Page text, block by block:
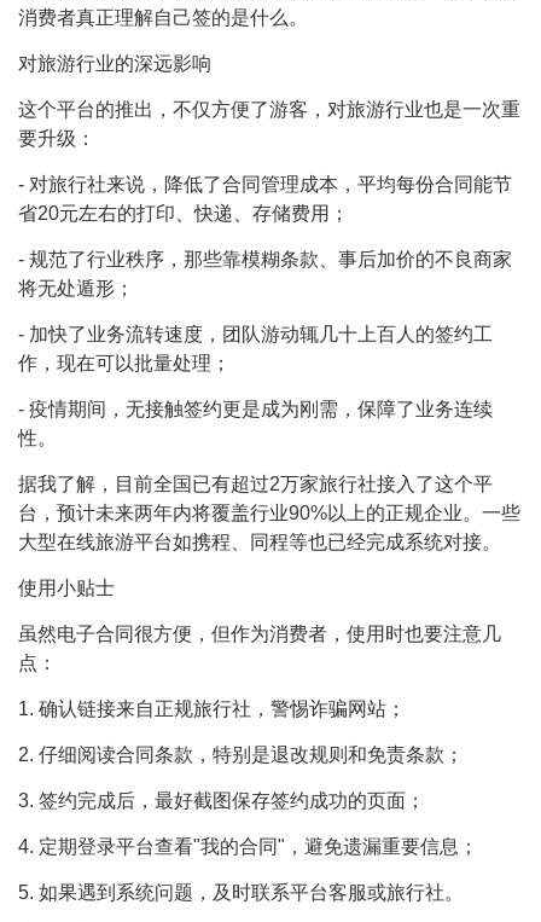
消费者真正理解自己签的是什么。
对旅游行业的深远影响
这个平台的推出，不仅方便了游客，对旅游行业也是一次重
要升级：
- 对旅行社来说，降低了合同管理成本，平均每份合同能节
省20元左右的打印、快递、存储费用；
- 规范了行业秩序，那些靠模糊条款、事后加价的不良商家
将无处遁形；
- 加快了业务流转速度，团队游动辄几十上百人的签约工
作，现在可以批量处理；
- 疫情期间，无接触签约更是成为刚需，保障了业务连续
性。
据我了解，目前全国已有超过2万家旅行社接入了这个平
台，预计未来两年内将覆盖行业90%以上的正规企业。一些
大型在线旅游平台如携程、同程等也已经完成系统对接。
使用小贴士
虽然电子合同很方便，但作为消费者，使用时也要注意几
点：
1. 确认链接来自正规旅行社，警惕诈骗网站；
2. 仔细阅读合同条款，特别是退改规则和免责条款；
3. 签约完成后，最好截图保存签约成功的页面；
4. 定期登录平台查看"我的合同"，避免遗漏重要信息；
5. 如果遇到系统问题，及时联系平台客服或旅行社。